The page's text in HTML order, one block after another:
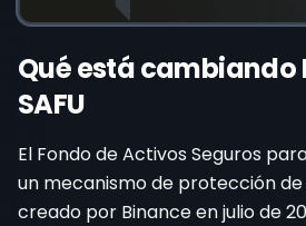
Qué está cambiando
SAFU
El Fondo de Activos Seguros
un mecanismo de protección
creado por Binance en julio de